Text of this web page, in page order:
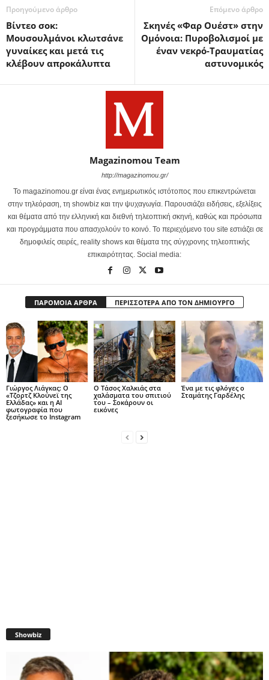
Προηγούμενο άρθρο
Βίντεο σοκ:
Μουσουλμάνοι κλωτσάνε
γυναίκες και μετά τις
κλέβουν απροκάλυπτα
Επόμενο άρθρο
Σκηνές «Φαρ Ουέστ» στην
Ομόνοια: Πυροβολισμοί με
έναν νεκρό-Τραυματίας
αστυνομικός
Magazinomou Team
http://magazinomou.gr/
Το magazinomou.gr είναι ένας ενημερωτικός ιστότοπος που επικεντρώνεται
στην τηλεόραση, τη showbiz και την ψυχαγωγία. Παρουσιάζει ειδήσεις, εξελίξεις
και θέματα από την ελληνική και διεθνή τηλεοπτική σκηνή, καθώς και πρόσωπα
και προγράμματα που απασχολούν το κοινό. Το περιεχόμενο του site εστιάζει σε
δημοφιλείς σειρές, reality shows και θέματα της σύγχρονης τηλεοπτικής
επικαιρότητας. Social media:
ΠΑΡΟΜΟΙΑ ΑΡΘΡΑ ΠΕΡΙΣΣΟΤΕΡΑ ΑΠΟ ΤΟΝ ΔΗΜΙΟΥΡΓΟ
Γιώργος Λιάγκας: Ο
«Τζορτζ Κλούνεϊ της
Ελλάδας» και η AI
φωτογραφία που
ξεσήκωσε το Instagram
Ο Τάσος Χαλκιάς στα
χαλάσματα του σπιτιού
του – Σοκάρουν οι
εικόνες
Ένα με τις φλόγες ο
Σταμάτης Γαρδέλης
Showbiz